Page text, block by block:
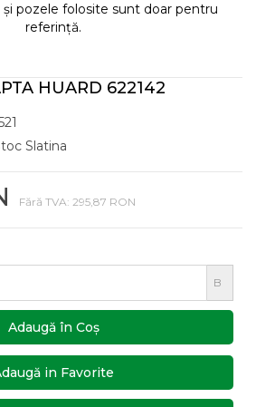
și pozele folosite sunt doar pentru
referință.
HUARD 622142
Slatina
Fără TVA: 295,87 RON
B
Adaugă în Coş
in Favorite